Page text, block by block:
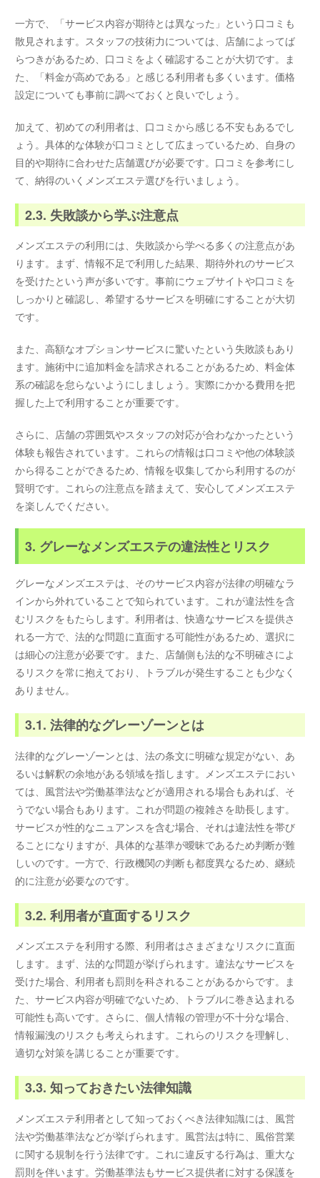
一方で、「サービス内容が期待とは異なった」という口コミも
散見されます。スタッフの技術力については、店舗によってば
らつきがあるため、口コミをよく確認することが大切です。ま
た、「料金が高めである」と感じる利用者も多くいます。価格
設定についても事前に調べておくと良いでしょう。
加えて、初めての利用者は、口コミから感じる不安もあるでし
ょう。具体的な体験が口コミとして広まっているため、自身の
目的や期待に合わせた店舗選びが必要です。口コミを参考にし
て、納得のいくメンズエステ選びを行いましょう。
2.3. 失敗談から学ぶ注意点
メンズエステの利用には、失敗談から学べる多くの注意点があ
ります。まず、情報不足で利用した結果、期待外れのサービス
を受けたという声が多いです。事前にウェブサイトや口コミを
しっかりと確認し、希望するサービスを明確にすることが大切
です。
また、高額なオプションサービスに驚いたという失敗談もあり
ます。施術中に追加料金を請求されることがあるため、料金体
系の確認を怠らないようにしましょう。実際にかかる費用を把
握した上で利用することが重要です。
さらに、店舗の雰囲気やスタッフの対応が合わなかったという
体験も報告されています。これらの情報は口コミや他の体験談
から得ることができるため、情報を収集してから利用するのが
賢明です。これらの注意点を踏まえて、安心してメンズエステ
を楽しんでください。
3. グレーなメンズエステの違法性とリスク
グレーなメンズエステは、そのサービス内容が法律の明確なラ
インから外れていることで知られています。これが違法性を含
むリスクをもたらします。利用者は、快適なサービスを提供さ
れる一方で、法的な問題に直面する可能性があるため、選択に
は細心の注意が必要です。また、店舗側も法的な不明確さによ
るリスクを常に抱えており、トラブルが発生することも少なく
ありません。
3.1. 法律的なグレーゾーンとは
法律的なグレーゾーンとは、法の条文に明確な規定がない、あ
るいは解釈の余地がある領域を指します。メンズエステにおい
ては、風営法や労働基準法などが適用される場合もあれば、そ
うでない場合もあります。これが問題の複雑さを助長します。
サービスが性的なニュアンスを含む場合、それは違法性を帯び
ることになりますが、具体的な基準が曖昧であるため判断が難
しいのです。一方で、行政機関の判断も都度異なるため、継続
的に注意が必要なのです。
3.2. 利用者が直面するリスク
メンズエステを利用する際、利用者はさまざまなリスクに直面
します。まず、法的な問題が挙げられます。違法なサービスを
受けた場合、利用者も罰則を科されることがあるからです。ま
た、サービス内容が明確でないため、トラブルに巻き込まれる
可能性も高いです。さらに、個人情報の管理が不十分な場合、
情報漏洩のリスクも考えられます。これらのリスクを理解し、
適切な対策を講じることが重要です。
3.3. 知っておきたい法律知識
メンズエステ利用者として知っておくべき法律知識には、風営
法や労働基準法などが挙げられます。風営法は特に、風俗営業
に関する規制を行う法律です。これに違反する行為は、重大な
罰則を伴います。労働基準法もサービス提供者に対する保護を